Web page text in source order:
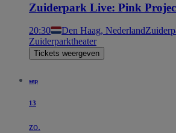
Zuiderpark Live: Pink
20:30 Den Haag, Nederland
Zuiderparktheater
Tickets weergeven
sep
13
zo.